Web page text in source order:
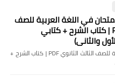
في اللغة العربية للصف
الثالث الثانوي PDF | كتاب الشرح + كتابي
والثاني)
📘 تحميل كتاب الامتحان في اللغة العربية للصف الثالث الثانوي PDF | كتاب الشرح +